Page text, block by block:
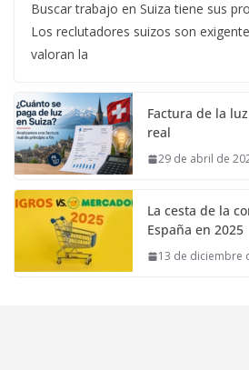
Buscar trabajo en Suiza tiene sus
Los reclutadores suizos son
valoran la
Factura de la
real
29 de abril de
La cesta de la
España en 2025
13 de diciembre